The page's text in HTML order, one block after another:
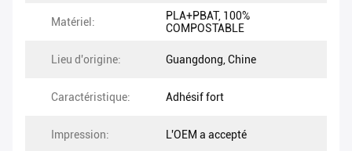
Matériel:
PLA+PBAT, 100%
COMPOSTABLE
Lieu d'origine: Guangdong, Chine
Caractéristique: Adhésif fort
Impression: L'OEM a accepté